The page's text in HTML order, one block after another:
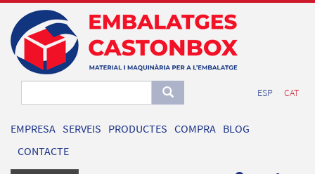
ESP CAT
EMPRESA SERVEIS PRODUCTES COMPRA BLOG
CONTACTE